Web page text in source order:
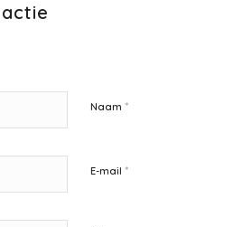
Naam *
E-mail *